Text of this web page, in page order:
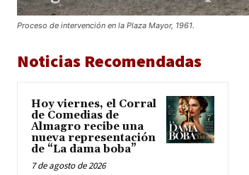
Proceso de intervención en la Plaza Mayor, 1961.
Noticias Recomendadas
Hoy viernes, el Corral
de Comedias de
Almagro recibe una
nueva representación
de “La dama boba”
7 de agosto de 2026